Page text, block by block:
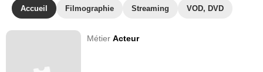
Accueil Filmographie Streaming VOD, DVD
MétierActeur